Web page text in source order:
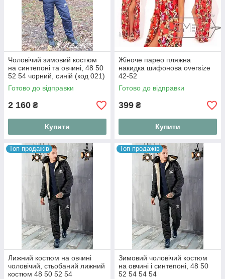
Чоловічий зимовий костюм
на синтепоні та овчині, 48 50
52 54 чорний, синій (код 021)
Готово до відправки
2 160 ₴
Купити
Жіноче парео пляжна
накидка шифонова oversize
42-52
Готово до відправки
399 ₴
Купити
Топ продажів
Лижний костюм на овчині
чоловічий, стьобаний лижний
костюм 48 50 52 54
Топ продажів
Зимовий чоловічий костюм
на овчині і синтепоні, 48 50
52 54 54 54